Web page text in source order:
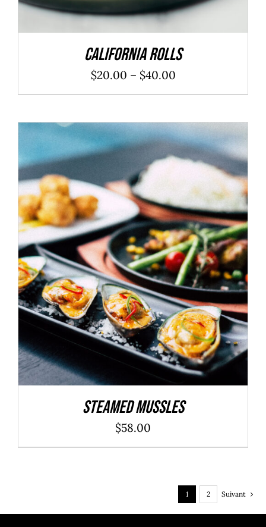
California Rolls
$20.00 – $40.00
ADD TO CART / DÉTAILS
Steamed Mussles
$58.00
1 2 Suivant